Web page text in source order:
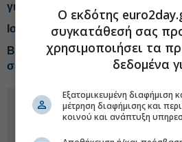
για εγκλωβισμένους
Ισχυρός σεισμός 7,1 Ρίχτερ
Βενεζουέλα: Πάνω από 5.270 οι
σεισμό
Ο εκδότης
συγκατάθεσή σας
χρησιμοποιήσει τα
δεδομένα
Εξατομικευμένη διαφήμιση
μέτρηση διαφήμισης και
κοινού και ανάπτυξη